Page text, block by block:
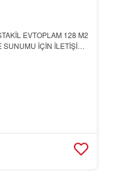
EVTOPLAM 128 M2
İÇİN İLETİŞİME